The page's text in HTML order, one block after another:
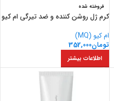
فروخته شده
کرم ژل روشن کننده و ضد تیرگی ام کیو
ام کیو (MQ)
تومان352,000
اطلاعات بیشتر